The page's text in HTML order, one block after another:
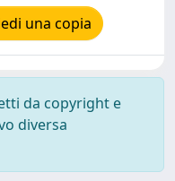
una copia
da copyright e
diversa